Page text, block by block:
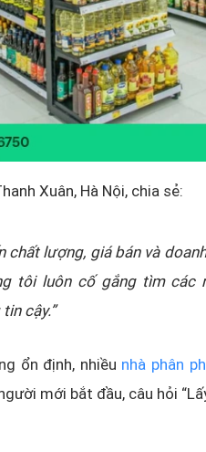
Xuân, Hà Nội, chia sẻ:
chất lượng, giá bán và
tôi luôn cố gắng tìm các
cậy.”
ổn định, nhiều nhà phân
mới bắt đầu, câu hỏi